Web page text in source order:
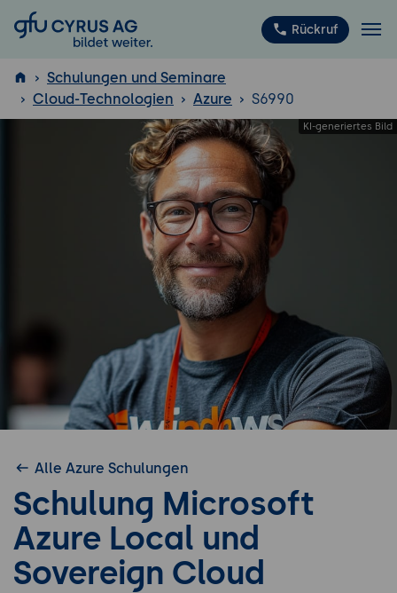
GFU Cyrus AG Rückruf
ISTQB ®
Schulungen und Seminare
Cloud-Technologien
Azure S6990
Alle Azure Schulungen
Schulung Microsoft
Azure Local und
Sovereign Cloud